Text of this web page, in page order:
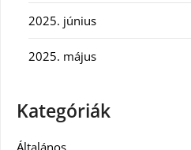
2025. június
2025. május
Kategóriák